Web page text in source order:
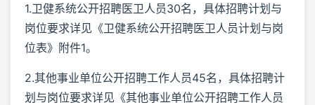
1.卫健系统公开招聘医卫人员30名，具体招聘计划与
岗位要求详见《卫健系统公开招聘医卫人员计划与岗
位表》附件1。
2.其他事业单位公开招聘工作人员45名，具体招聘计
划与岗位要求详见《其他事业单位公开招聘工作人员